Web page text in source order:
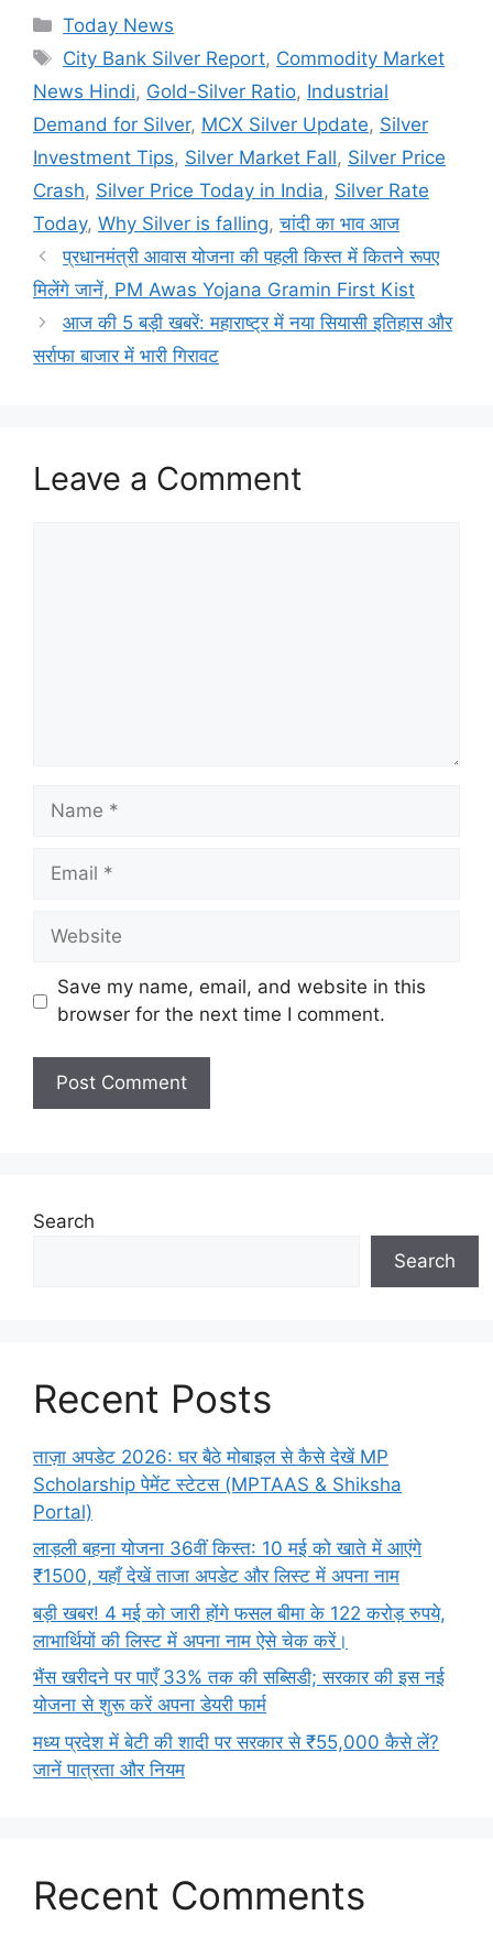
Categories
Today News
Tags
City Bank Silver Report, Commodity Market
News Hindi, Gold-Silver Ratio, Industrial
Demand for Silver, MCX Silver Update, Silver
Investment Tips, Silver Market Fall, Silver Price
Crash, Silver Price Today in India, Silver Rate
Today, Why Silver is falling,चांदी का भाव आज
प्रधानमंत्री आवास योजना की पहली किस्त में कितने रूपए
मिलेंगे जानें, PM Awas Yojana Gramin First Kist
आज की 5 बड़ी खबरें: महाराष्ट्र में नया सियासी इतिहास और
सर्राफा बाजार में भारी गिरावट
Leave a Comment
Name
Email
Website
Save my name, email, and website in this
browser for the next time I comment.
Search
Search
Recent Posts
ताज़ा अपडेट 2026: घर बैठे मोबाइल से कैसे देखें MP
Scholarship पेमेंट स्टेटस (MPTAAS & Shiksha
Portal)
लाड़ली बहना योजना 36वीं किस्त: 10 मई को खाते में आएंगे
₹1500, यहाँ देखें ताजा अपडेट और लिस्ट में अपना नाम
बड़ी खबर! 4 मई को जारी होंगे फसल बीमा के 122 करोड़ रुपये,
लाभार्थियों की लिस्ट में अपना नाम ऐसे चेक करें।
भैंस खरीदने पर पाएँ 33% तक की सब्सिडी; सरकार की इस नई
योजना से शुरू करें अपना डेयरी फार्म
मध्य प्रदेश में बेटी की शादी पर सरकार से ₹55,000 कैसे लें?
जानें पात्रता और नियम
Recent Comments